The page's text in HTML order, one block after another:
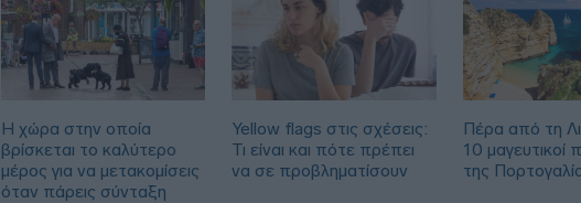
Η χώρα στην οποία
βρίσκεται το καλύτερο
μέρος για να μετακομίσεις
όταν πάρεις σύνταξη
Yellow flags στις σχέσεις:
Τι είναι και πότε πρέπει
να σε προβληματίσουν
Πέρα από τη
10 μαγευτικοί
της